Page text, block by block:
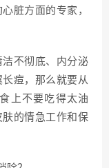
脏方面的专家，
不彻底、内分泌
痘，那么就要从
上不要吃得太油
的情急工作和保